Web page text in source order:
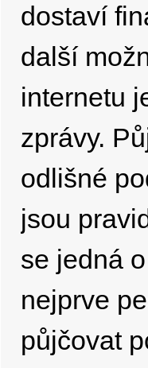
dostaví
další
internetu
zprávy.
odlišné
jsou
se jedná
nejprve
půjčovat